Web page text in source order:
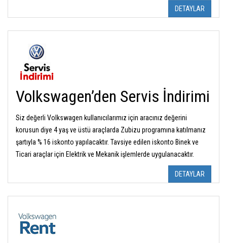
DETAYLAR
Volkswagen’den Servis İndirimi
Siz değerli Volkswagen kullanıcılarımız için aracınız değerini
korusun diye 4 yaş ve üstü araçlarda Zubizu programına katılmanız
şartıyla % 16 iskonto yapılacaktır. Tavsiye edilen iskonto Binek ve
Ticari araçlar için Elektrik ve Mekanik işlemlerde uygulanacaktır.
DETAYLAR